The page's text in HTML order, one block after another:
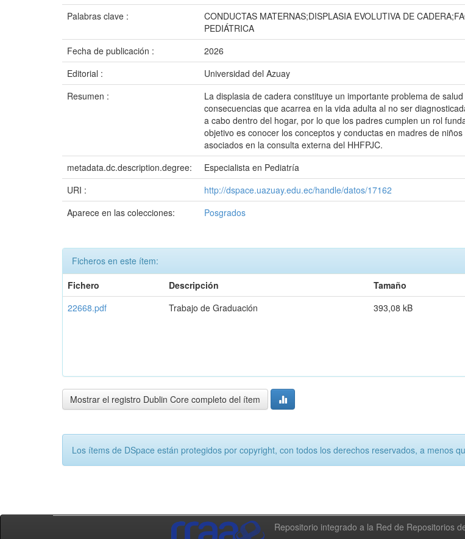
Palabras clave :
CONDUCTAS MATERNAS;DISPLASIA EVOLUTIVA DE
PEDIÁTRICA
Fecha de publicación :
2026
Editorial :
Universidad del Azuay
Resumen :
La displasia de cadera constituye un importante problema de
consecuencias que acarrea en la vida adulta al no ser
a cabo dentro del hogar, por lo que los padres cumplen un rol
objetivo es conocer los conceptos y conductas en madres de
asociados en la consulta externa del HHFPJC.
metadata.dc.description.degree:
Especialista en Pediatría
URI :
http://dspace.uazuay.edu.ec/handle/datos/17162
Aparece en las colecciones:
Posgrados
Ficheros en este ítem:
Fichero
Descripción Tamaño
22668.pdf
Trabajo de Graduación 393,08 kB
Mostrar el registro Dublin Core completo del ítem
Los ítems de DSpace están protegidos por copyright, con todos los derechos reservados, a menos
Repositorio integrado a la Red de Repositorios